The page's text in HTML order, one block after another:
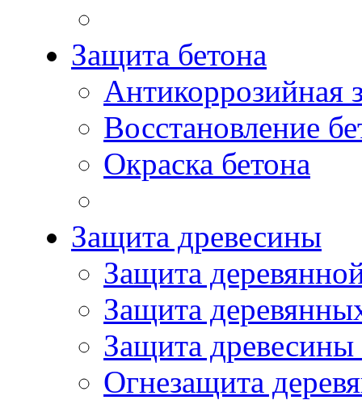
Защита бетона
Антикоррозийная
Восстановление
Окраска бетона
Защита древесины
Защита
Защита
Защита
Огнезащита